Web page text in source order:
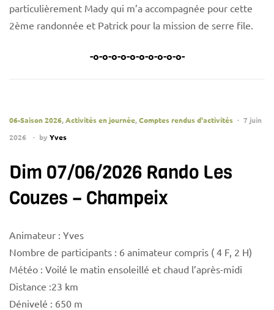
particulièrement Mady qui m’a accompagnée pour cette
2ème randonnée et Patrick pour la mission de serre file.
-o-o-o-o-o-o-o-o-o-o-
06-Saison 2026,Activités en journée,Comptes rendus d'activités
7 juin
2026
by Yves
Dim 07/06/2026 Rando Les
Couzes – Champeix
Animateur : Yves
Nombre de participants : 6 animateur compris ( 4 F, 2 H)
Météo : Voilé le matin ensoleillé et chaud l’après-midi
Distance :23 km
Dénivelé : 650 m